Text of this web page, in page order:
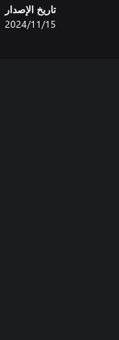
تاريخ الإصدار
15‏/11‏/2024